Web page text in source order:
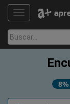
TOGGLE
Buscar:
8%